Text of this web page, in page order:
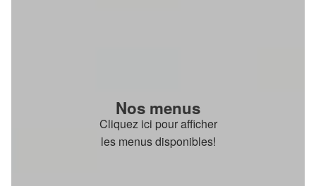
Nos menus
Cliquez ici pour afficher
les menus disponibles!